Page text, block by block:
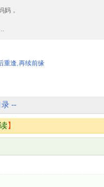
，
重逢,再续前缘
--
】